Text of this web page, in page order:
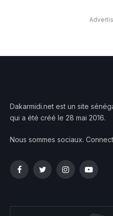
Dakarmidi.net est un site
qui a été créé le 28 mai 2016.
Nous sommes sociaux.
FacebookTwitterInstagramYouTube